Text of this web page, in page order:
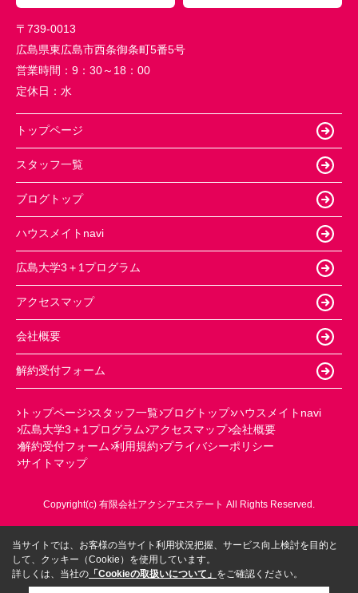
〒739-0013
広島県東広島市西条御条町5番5号
営業時間： 9：30～18：00
定休日： 水
トップページ
スタッフ一覧
ブログトップ
ハウスメイトnavi
広島大学3＋1プログラム
アクセスマップ
会社概要
解約受付フォーム
トップページ スタッフ一覧 ブログトップ ハウスメイトnavi
広島大学3＋1プログラム アクセスマップ 会社概要
解約受付フォーム 利用規約 プライバシーポリシー
サイトマップ
Copyright(c) 有限会社アクシアエステート All Rights Reserved.
当サイトでは、お客様の当サイト利用状況把握、サービス向上検討を目的と
して、クッキー（Cookie）を使用しています。
詳しくは、当社の 「Cookieの取扱いについて」 をご確認ください。